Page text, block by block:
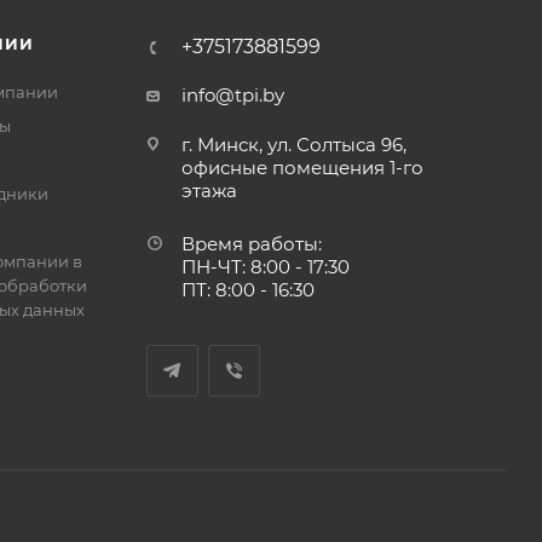
в
данных
+375173881599
info@tpi.by
г. Минск, ул. Солтыса 96,
офисные помещения 1-го
этажа
Время работы:
ПН-ЧТ: 8:00 - 17:30
ПТ: 8:00 - 16:30